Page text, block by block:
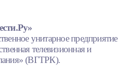
унитарное предприятие
телевизионная и
(ВГТРК).